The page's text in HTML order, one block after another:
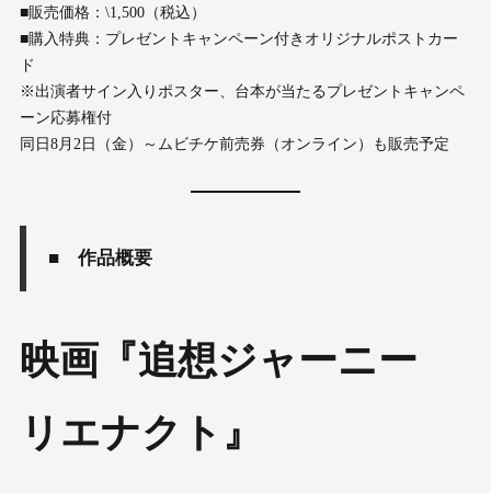
■販売価格：\1,500（税込）
■購入特典：プレゼントキャンペーン付きオリジナルポストカー
ド
※出演者サイン入りポスター、台本が当たるプレゼントキャンペ
ーン応募権付
同日8月2日（金）～ムビチケ前売券（オンライン）も販売予定
■ 作品概要
映画『追想ジャーニー
リエナクト』